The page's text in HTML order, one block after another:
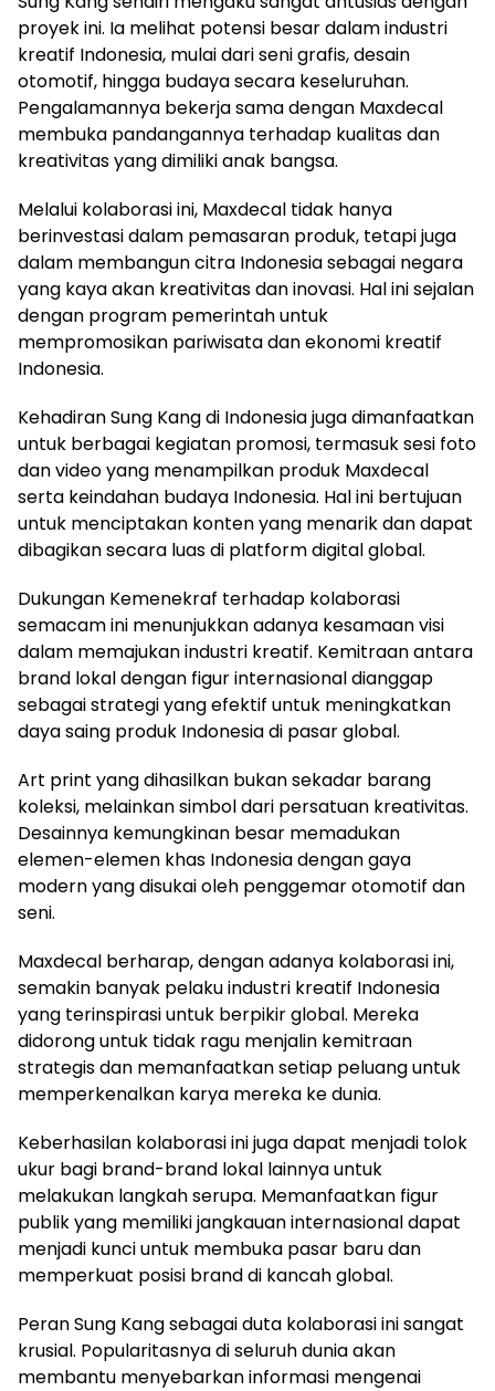
proyek ini. Ia melihat potensi besar dalam industri
kreatif Indonesia, mulai dari seni grafis, desain
otomotif, hingga budaya secara keseluruhan.
Pengalamannya bekerja sama dengan Maxdecal
membuka pandangannya terhadap kualitas dan
kreativitas yang dimiliki anak bangsa.
Melalui kolaborasi ini, Maxdecal tidak hanya
berinvestasi dalam pemasaran produk, tetapi juga
dalam membangun citra Indonesia sebagai negara
yang kaya akan kreativitas dan inovasi. Hal ini sejalan
dengan program pemerintah untuk
mempromosikan pariwisata dan ekonomi kreatif
Indonesia.
Kehadiran Sung Kang di Indonesia juga dimanfaatkan
untuk berbagai kegiatan promosi, termasuk sesi foto
dan video yang menampilkan produk Maxdecal
serta keindahan budaya Indonesia. Hal ini bertujuan
untuk menciptakan konten yang menarik dan dapat
dibagikan secara luas di platform digital global.
Dukungan Kemenekraf terhadap kolaborasi
semacam ini menunjukkan adanya kesamaan visi
dalam memajukan industri kreatif. Kemitraan antara
brand lokal dengan figur internasional dianggap
sebagai strategi yang efektif untuk meningkatkan
daya saing produk Indonesia di pasar global.
Art print yang dihasilkan bukan sekadar barang
koleksi, melainkan simbol dari persatuan kreativitas.
Desainnya kemungkinan besar memadukan
elemen-elemen khas Indonesia dengan gaya
modern yang disukai oleh penggemar otomotif dan
seni.
Maxdecal berharap, dengan adanya kolaborasi ini,
semakin banyak pelaku industri kreatif Indonesia
yang terinspirasi untuk berpikir global. Mereka
didorong untuk tidak ragu menjalin kemitraan
strategis dan memanfaatkan setiap peluang untuk
memperkenalkan karya mereka ke dunia.
Keberhasilan kolaborasi ini juga dapat menjadi tolok
ukur bagi brand-brand lokal lainnya untuk
melakukan langkah serupa. Memanfaatkan figur
publik yang memiliki jangkauan internasional dapat
menjadi kunci untuk membuka pasar baru dan
memperkuat posisi brand di kancah global.
Peran Sung Kang sebagai duta kolaborasi ini sangat
krusial. Popularitasnya di seluruh dunia akan
membantu menyebarkan informasi mengenai